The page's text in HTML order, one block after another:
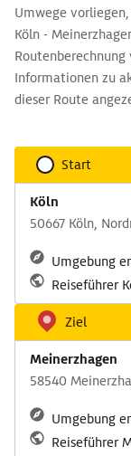
Umwege
Köln -
Routenberechnung
Informationen zu
dieser Route
Start
Köln
50667 Köln,
Umgebung
Reiseführer
Ziel
Meinerzhagen
58540
Umgebung
Reiseführer